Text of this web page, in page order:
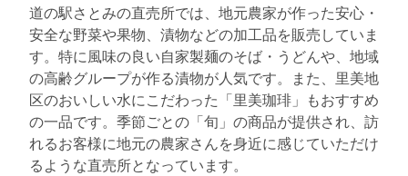
道の駅さとみの直売所では、地元農家が作った安心・
安全な野菜や果物、漬物などの加工品を販売していま
す。特に風味の良い自家製麺のそば・うどんや、地域
の高齢グループが作る漬物が人気です。また、里美地
区のおいしい水にこだわった「里美珈琲」もおすすめ
の一品です。季節ごとの「旬」の商品が提供され、訪
れるお客様に地元の農家さんを身近に感じていただけ
るような直売所となっています。